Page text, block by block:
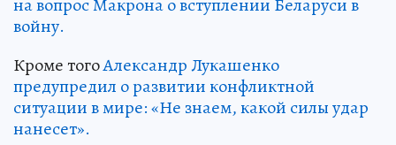
войну.
Кроме тогоАлександр Лукашенко
предупредил о развитии конфликтной
ситуации в мире: «Не знаем, какой силы удар
нанесет».